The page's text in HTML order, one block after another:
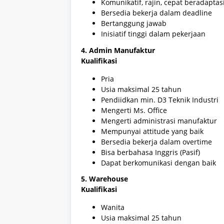
Komunikatif, rajin, cepat
Bersedia bekerja dalam deadline
Bertanggung jawab
Inisiatif tinggi dalam pekerjaan
4. Admin Manufaktur
Kualifikasi
Pria
Usia maksimal 25 tahun
Pendiidkan min. D3 Teknik Industri
Mengerti Ms. Office
Mengerti administrasi manufaktur
Mempunyai attitude yang baik
Bersedia bekerja dalam overtime
Bisa berbahasa Inggris (Pasif)
Dapat berkomunikasi dengan baik
5. Warehouse
Kualifikasi
Wanita
Usia maksimal 25 tahun